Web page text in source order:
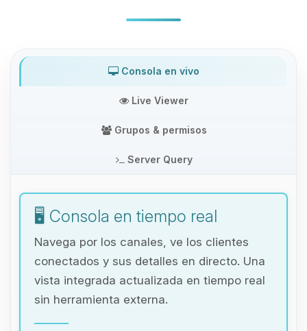
Consola en vivo
Live Viewer
Grupos & permisos
Server Query
🖥️ Consola en tiempo real
Navega por los canales, ve los clientes
conectados y sus detalles en directo. Una
vista integrada actualizada en tiempo real
sin herramienta externa.